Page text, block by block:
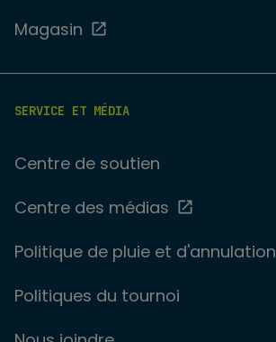
Magasin
SERVICE ET MÉDIA
Centre de soutien
Centre des médias
Politique de pluie et d'annulation
Politiques du tournoi